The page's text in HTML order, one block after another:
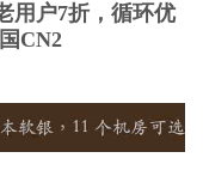
用户7折，循环优
CN2